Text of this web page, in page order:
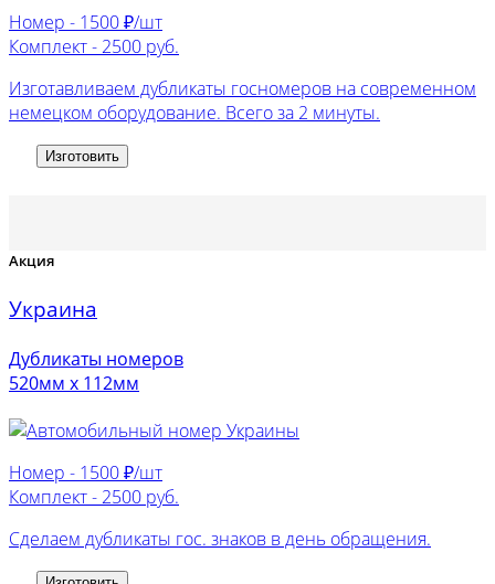
Номер - 1500 ₽/шт
Комплект - 2500 руб.
Изготавливаем дубликаты госномеров на современном
немецком оборудование. Всего за 2 минуты.
Изготовить
Акция
Украина
Дубликаты номеров
520мм х 112мм
Номер - 1500 ₽/шт
Комплект - 2500 руб.
Сделаем дубликаты гос. знаков в день обращения.